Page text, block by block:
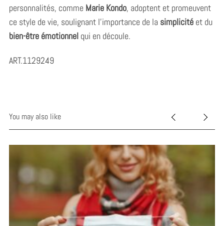
personnalités, comme Marie Kondo, adoptent et promeuvent
ce style de vie, soulignant l’importance de la simplicitéet du
bien-être émotionnelqui en découle.
ART.1129249
You may also like